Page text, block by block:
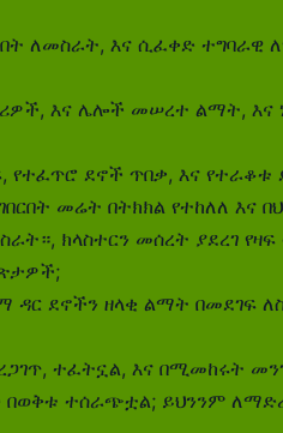
እና ሲፈቀድ ተግባራዊ
እና ሌሎች መሠረተ ልማት, እና
ደኖች ጥበቃ, እና
መሬት በትክክል የተከለለ እና
ክላስተርን መሰረት ያደረገ የዛፍ
ደኖችን ዘላቂ ልማት በመደገፍ
ተፈትኗል, እና በሚመከሩት
ተሰራጭቷል; ይህንንም